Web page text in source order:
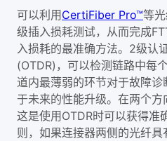
可以利用CertiFiber Pro™等
级插入损耗测试，从而完成
入损耗的最准确方法。2级认
(OTDR)，可以检测链路中每
道内最薄弱的环节对于故障
于未来的性能升级。在两个
这是使用OTDR时可以获得准
则，如果连接器两侧的光纤